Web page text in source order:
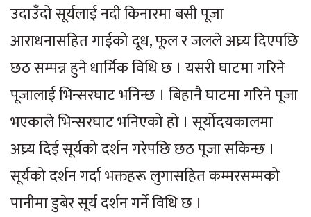
उदाउँदो सूर्यलाई नदी किनारमा बसी पूजा
आराधनासहित गाईको दूध, फूल र जलले अघ्र्य दिएपछि
छठ सम्पन्न हुने धार्मिक विधि छ । यसरी घाटमा गरिने
पूजालाई भिन्सरघाट भनिन्छ । बिहानै घाटमा गरिने पूजा
भएकाले भिन्सरघाट भनिएको हो । सूर्योदयकालमा
अघ्र्य दिई सूर्यको दर्शन गरेपछि छठ पूजा सकिन्छ ।
सूर्यको दर्शन गर्दा भक्तहरू लुगासहित कम्मरसम्मको
पानीमा डुबेर सूर्य दर्शन गर्ने विधि छ ।